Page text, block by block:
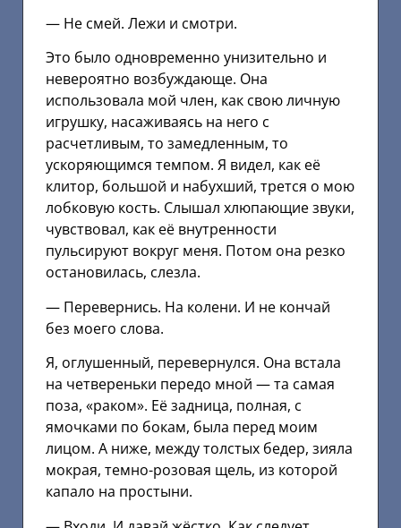
— Не смей. Лежи и смотри.
Это было одновременно унизительно и
невероятно возбуждающе. Она
использовала мой член, как свою личную
игрушку, насаживаясь на него с
расчетливым, то замедленным, то
ускоряющимся темпом. Я видел, как её
клитор, большой и набухший, трется о мою
лобковую кость. Слышал хлюпающие звуки,
чувствовал, как её внутренности
пульсируют вокруг меня. Потом она резко
остановилась, слезла.
— Перевернись. На колени. И не кончай
без моего слова.
Я, оглушенный, перевернулся. Она встала
на четвереньки передо мной — та самая
поза, «раком». Её задница, полная, с
ямочками по бокам, была перед моим
лицом. А ниже, между толстых бедер, зияла
мокрая, темно-розовая щель, из которой
капало на простыни.